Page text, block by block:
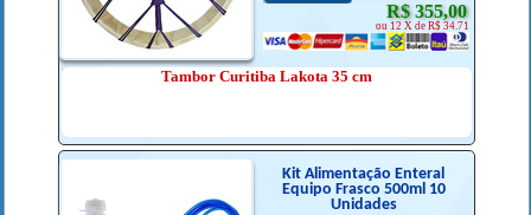
R$ 355,00
ou 12 X de R$ 34.71
Tambor Curitiba Lakota 35 cm
Kit Alimentação Enteral
Equipo Frasco 500ml 10
Unidades